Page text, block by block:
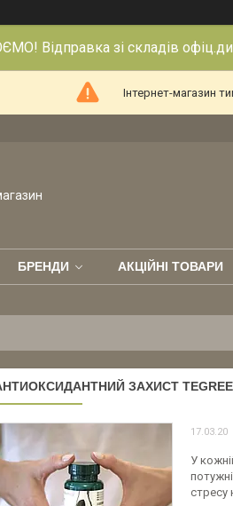
Відправка зі складів
Інтернет-магазин
БРЕНДИ АКЦІЙНІ ТОВАРИ
ЗАХИСТ TEGREEN
17.03.20
У
стресу